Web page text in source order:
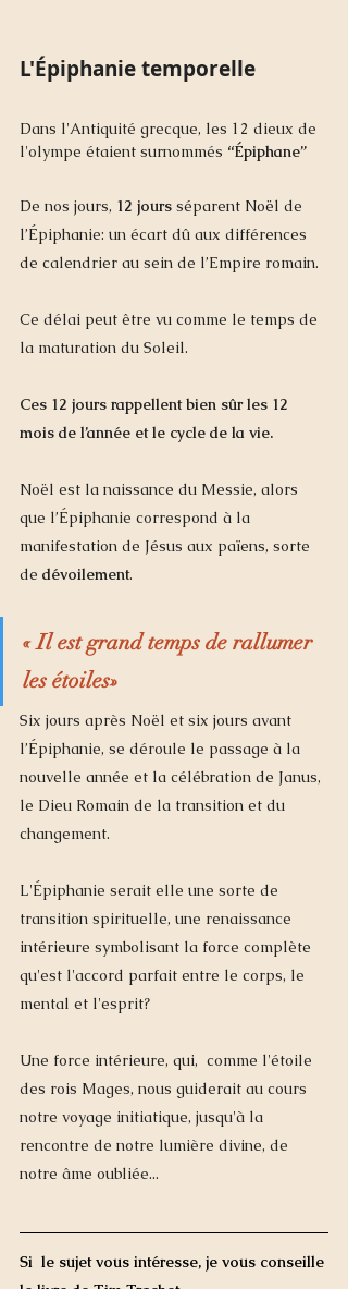
L'Épiphanie temporelle
Dans l'Antiquité grecque, les 12 dieux de
l'olympe étaient surnommés “Épiphane”
De nos jours, 12 jours séparent Noël de
l’Épiphanie: un écart dû aux différences
de calendrier au sein de l’Empire romain.
Ce délai peut être vu comme le temps de
la maturation du Soleil.
Ces 12 jours rappellent bien sûr les 12
mois de l’année et le cycle de la vie.
Noël est la naissance du Messie, alors
que l’Épiphanie correspond à la
manifestation de Jésus aux païens, sorte
de dévoilement.
« Il est grand temps de rallumer
les étoiles»
Six jours après Noël et six jours avant
l’Épiphanie, se déroule le passage à la
nouvelle année et la célébration de Janus,
le Dieu Romain de la transition et du
changement.
L'Épiphanie serait elle une sorte de
transition spirituelle, une renaissance
intérieure symbolisant la force complète
qu'est l'accord parfait entre le corps, le
mental et l'esprit?
Une force intérieure, qui,  comme l'étoile
des rois Mages, nous guiderait au cours
notre voyage initiatique, jusqu'à la
rencontre de notre lumière divine, de
notre âme oubliée...
Si  le sujet vous intéresse, je vous conseille